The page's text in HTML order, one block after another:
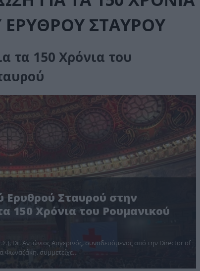
ΣΤΑΥΡΟΎ
τα 150 Χρόνια του
Ερυθρού Σταυρού στην
150 Χρόνια του Ρουμανικού
Dr. Αντώνιος Αυγερινός, συνοδευόμενος από την Director of
Φωναζάκη, συμμετείχε…